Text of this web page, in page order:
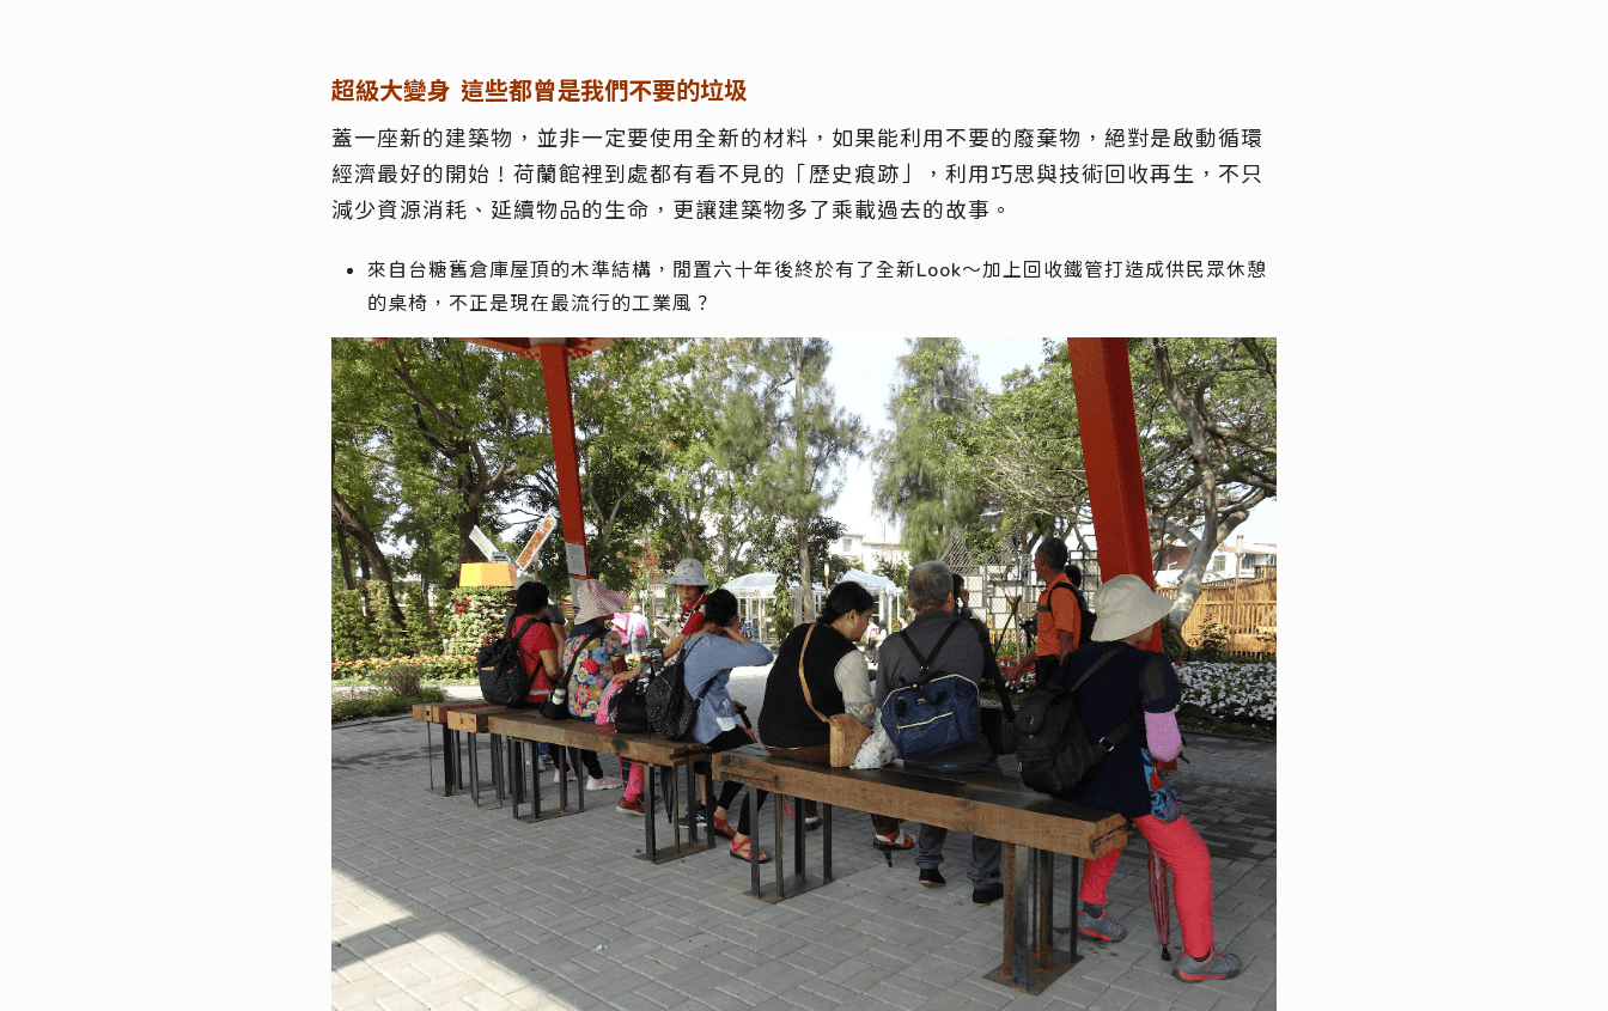
超級大變身 這些都曾是我們不要的垃圾
蓋一座新的建築物，並非一定要使用全新的材料，如果能利用不要的廢棄物，絕對是啟動循環
經濟最好的開始！荷蘭館裡到處都有看不見的「歷史痕跡」，利用巧思與技術回收再生，不只
減少資源消耗、延續物品的生命，更讓建築物多了乘載過去的故事。
來自台糖舊倉庫屋頂的木準結構，閒置六十年後終於有了全新Look～加上回收鐵管打造成供民眾休憩
的桌椅，不正是現在最流行的工業風？